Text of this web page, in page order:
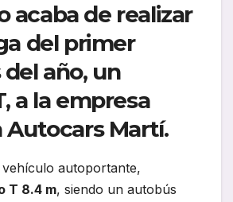
acaba de realizar
del primer
año, un
a la empresa
Autocars Martí.
autoportante,
T 8.4 m, siendo un autobús